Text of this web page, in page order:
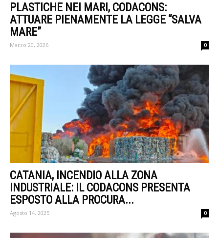
PLASTICHE NEI MARI, CODACONS:
ATTUARE PIENAMENTE LA LEGGE “SALVA
MARE”
Marzo 20, 2026 0
CATANIA, INCENDIO ALLA ZONA
INDUSTRIALE: IL CODACONS PRESENTA
ESPOSTO ALLA PROCURA...
Agosto 14, 2025 0